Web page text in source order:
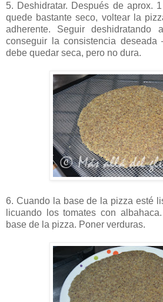
5. Deshidratar. Después de aprox.
quede bastante seco, voltear la
adherente. Seguir deshidratando
conseguir la consistencia
debe quedar seca, pero no dura.
6. Cuando la base de la pizza esté
licuando los tomates con
base de la pizza. Poner verduras.